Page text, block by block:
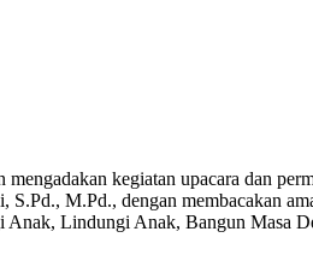
kegiatan upacara dan
M.Pd., dengan membacakan
Anak, Lindungi Anak, Bangun Masa